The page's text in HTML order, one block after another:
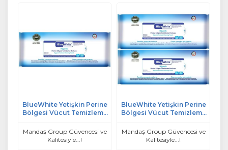
BlueWhite Yetişkin Perine
Bölgesi Vücut Temizleme
Hijyenik Tekli Pk
Mandaş Group Güvencesi ve
Kalitesiyle...!
BlueWhite Yetişkin Perine
Bölgesi Vücut Temizleme
Yaprak Hijyenik
Mandaş Group Güvencesi ve
Kalitesiyle...!